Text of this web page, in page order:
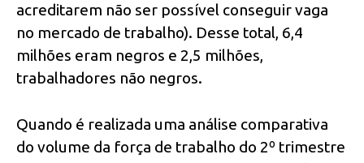
acreditarem não ser possível conseguir vaga
no mercado de trabalho). Desse total, 6,4
milhões eram negros e 2,5 milhões,
trabalhadores não negros.
Quando é realizada uma análise comparativa
do volume da força de trabalho do 2º trimestre